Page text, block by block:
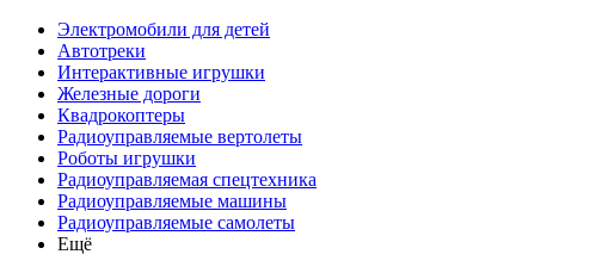
Электромобили для детей
Автотреки
Интерактивные игрушки
Железные дороги
Квадрокоптеры
Радиоуправляемые вертолеты
Роботы игрушки
Радиоуправляемая спецтехника
Радиоуправляемые машины
Радиоуправляемые самолеты
Ещё